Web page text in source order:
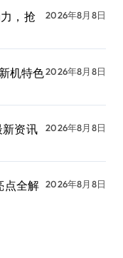
，抢
2026年8月8日
机特色2026年8月8日
新资讯
2026年8月8日
点全解 2026年8月8日